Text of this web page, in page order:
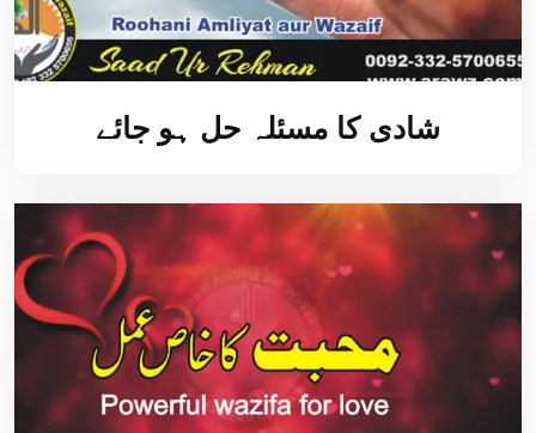
شادی کا مسئلہ حل ہو جائے